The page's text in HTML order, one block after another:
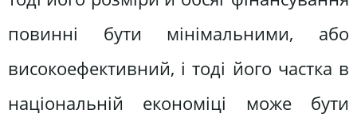
повинні бути мінімальними, або
високоефективний, і тоді його частка в
національній економіці може бути